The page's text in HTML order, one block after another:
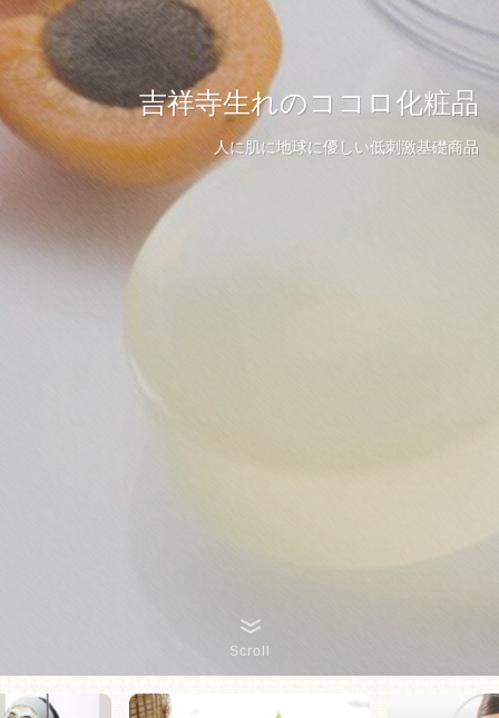
吉祥寺生れのココロ化粧品
人に肌に地球に優しい低刺激基礎商品
Scroll